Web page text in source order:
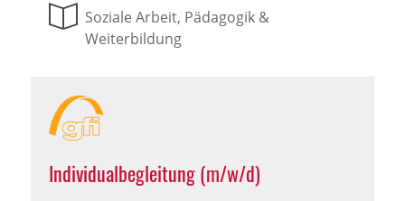
Soziale Arbeit, Pädagogik &
Weiterbildung
Individualbegleitung (m/w/d)